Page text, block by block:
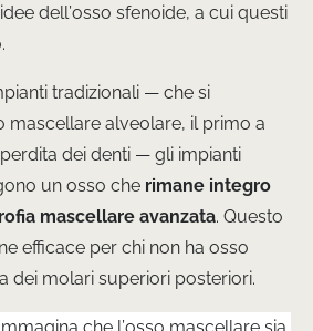
dell’osso sfenoide, a cui questi
tradizionali — che si
mascellare alveolare, il primo a
dei denti — gli impianti
un osso che rimane integro
mascellare avanzata. Questo
efficace per chi non ha osso
dei molari superiori posteriori.